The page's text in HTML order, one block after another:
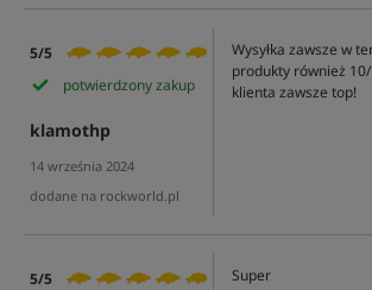
5/5
potwierdzony zakup
klamothp
14 września 2024
dodane na rockworld.pl
Wysyłka zawsze w
produkty również
klienta zawsze top!
5/5
Super